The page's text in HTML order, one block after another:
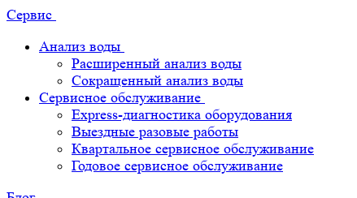
Сервис
Анализ воды
Расширенный анализ воды
Сокращенный анализ воды
Сервисное обслуживание
Express-диагностика оборудования
Выездные разовые работы
Квартальное сервисное обслуживание
Годовое сервисное обслуживание